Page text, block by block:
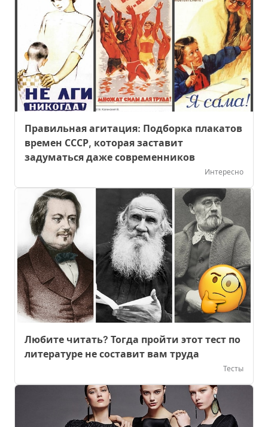
Правильная агитация: Подборка плакатов
времен СССР, которая заставит
задуматься даже современников
Интересно
Любите читать? Тогда пройти этот тест по
литературе не составит вам труда
Тесты